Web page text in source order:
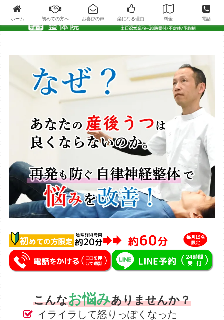
こんなお悩みありませんか？
イライラして怒りっぽくなった
ホーム 初めての方へ お喜びの声 楽になる理由 料金 電話